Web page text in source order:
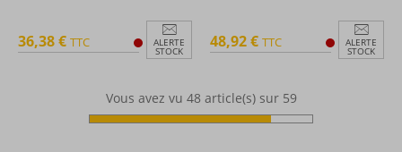
ALERTE
STOCK
36,38 € TTC ALERTE
STOCK
48,92 € TTC
Vous avez vu 48 article(s) sur 59